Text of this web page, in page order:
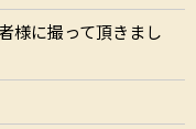
様に撮って頂きまし